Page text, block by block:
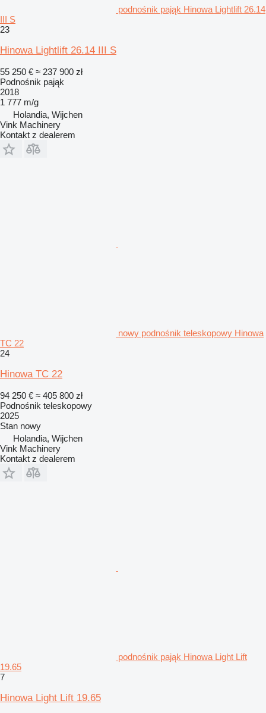
podnośnik pająk Hinowa Lightlift 26.14
III S
23
Hinowa Lightlift 26.14 III S
55 250 € ≈ 237 900 zł
Podnośnik pająk
2018
1 777 m/g
Holandia, Wijchen
Vink Machinery
Kontakt z dealerem
nowy podnośnik teleskopowy Hinowa
TC 22
24
Hinowa TC 22
94 250 € ≈ 405 800 zł
Podnośnik teleskopowy
2025
Stan nowy
Holandia, Wijchen
Vink Machinery
Kontakt z dealerem
podnośnik pająk Hinowa Light Lift
19.65
7
Hinowa Light Lift 19.65